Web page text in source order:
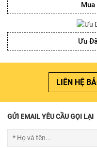
Ưu
LIÊN HỆ
GỬI EMAIL YÊU CẦU GỌI LẠI